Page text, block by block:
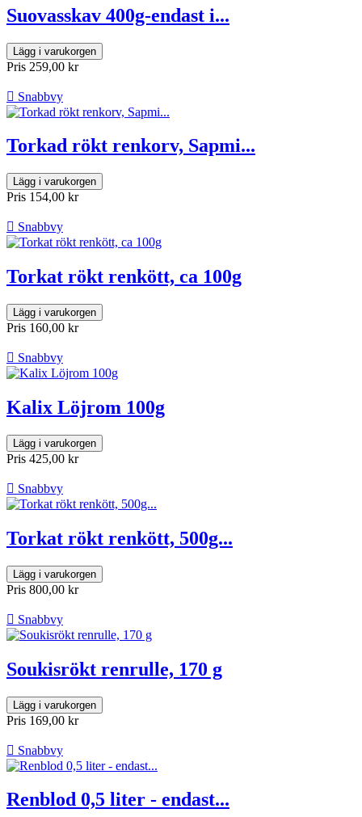
Suovasskav 400g-endast i...
Lägg i varukorgen
Pris 259,00 kr
 Snabbvy
Torkad rökt renkorv, Sapmi...
Lägg i varukorgen
Pris 154,00 kr
 Snabbvy
Torkat rökt renkött, ca 100g
Lägg i varukorgen
Pris 160,00 kr
 Snabbvy
Kalix Löjrom 100g
Lägg i varukorgen
Pris 425,00 kr
 Snabbvy
Torkat rökt renkött, 500g...
Lägg i varukorgen
Pris 800,00 kr
 Snabbvy
Soukisrökt renrulle, 170 g
Lägg i varukorgen
Pris 169,00 kr
 Snabbvy
Renblod 0,5 liter - endast...